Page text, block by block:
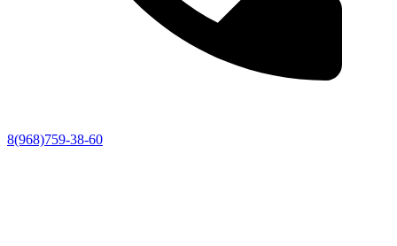
8(968)759-38-60